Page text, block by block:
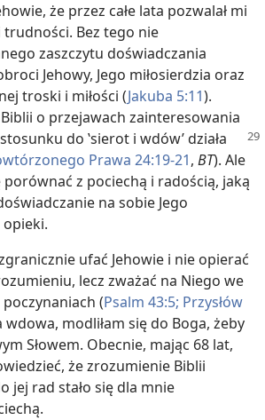
że przez całe lata pozwalał mi
Bez tego nie
zaszczytu doświadczania
Jehowy, Jego miłosierdzia oraz
troski i miłości (Jakuba 5:11).
o przejawach zainteresowania
do ‛sierot i wdów’ działa
Prawa 24:19-21, BT). Ale
porównać z pociechą i radością, jaką
na sobie Jego
ufać Jehowie i nie opierać
lecz zważać na Niego we
(Psalm 43:5; Przysłów
wdowa, modliłam się do Boga, żeby
Słowem. Obecnie, mając 68 lat,
że zrozumienie Biblii
jej rad stało się dla mnie